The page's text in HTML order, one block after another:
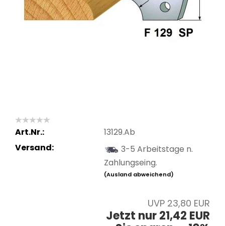
Art.Nr.:
13129.Ab
Versand:
3-5 Arbeitstage n.
Zahlungseing.
(Ausland abweichend)
UVP 23,80 EUR
Jetzt nur 21,42 EUR